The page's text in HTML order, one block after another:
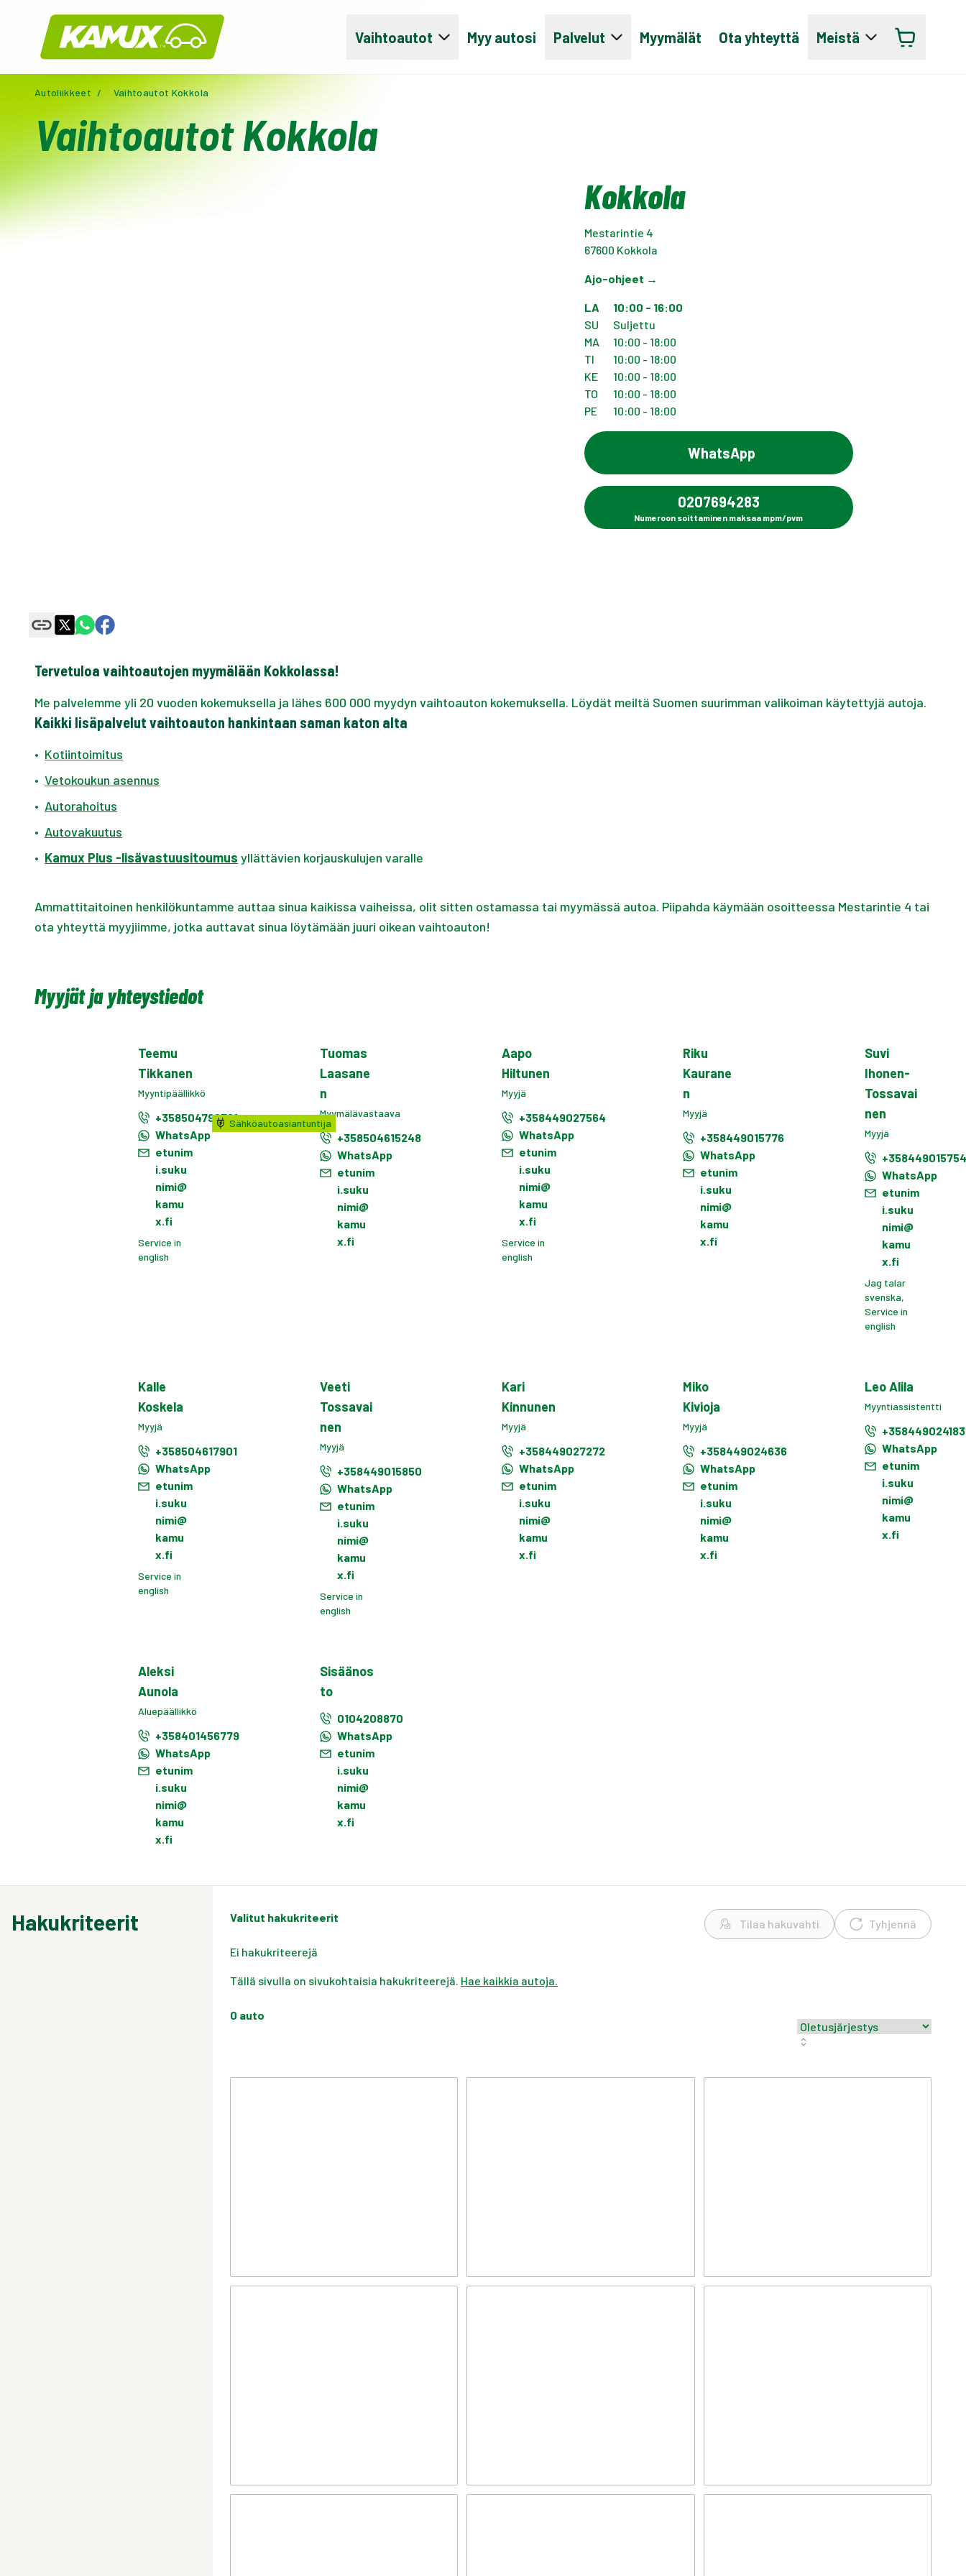
Kamux
Vaihtoautot Myy autosi Palvelut Myymälät Ota yhteyttä Meistä
Autoliikkeet / Vaihtoautot Kokkola
Vaihtoautot Kokkola
Kokkola
Mestarintie 4
67600 Kokkola
Ajo-ohjeet →
LA
10:00 - 16:00
SU
Suljettu
MA
10:00 - 18:00
TI
10:00 - 18:00
KE
10:00 - 18:00
TO
10:00 - 18:00
PE
10:00 - 18:00
WhatsApp
0207694283
Numeroon soittaminen maksaa mpm/pvm
Tervetuloa vaihtoautojen myymälään Kokkolassa!
Me palvelemme yli 20 vuoden kokemuksella ja lähes 600 000 myydyn vaihtoauton kokemuksella. Löydät meiltä Suomen suurimman valikoiman käytettyjä autoja.
Kaikki lisäpalvelut vaihtoauton hankintaan saman katon alta
• Kotiintoimitus
• Vetokoukun asennus
• Autorahoitus
• Autovakuutus
• Kamux Plus -lisävastuusitoumus yllättävien korjauskulujen varalle
Ammattitaitoinen henkilökuntamme auttaa sinua kaikissa vaiheissa, olit sitten ostamassa tai myymässä autoa. Piipahda käymään osoitteessa Mestarintie 4 tai
ota yhteyttä myyjiimme, jotka auttavat sinua löytämään juuri oikean vaihtoauton!
Myyjät ja yhteystiedot
Teemu
Tikkanen
Myyntipäällikkö
+358504796781
WhatsApp
etunim
i.suku
nimi@
kamu
x.fi
Service in
english
Sähköautoasiantuntija
Tuomas
Laasane
n
Myymälävastaava
+358504615248
WhatsApp
etunim
i.suku
nimi@
kamu
x.fi
Aapo
Hiltunen
Myyjä
+358449027564
WhatsApp
etunim
i.suku
nimi@
kamu
x.fi
Service in
english
Riku
Kaurane
n
Myyjä
+358449015776
WhatsApp
etunim
i.suku
nimi@
kamu
x.fi
Suvi
Ihonen-
Tossavai
nen
Myyjä
WhatsApp
etunim
i.suku
nimi@
kamu
x.fi
Jag talar
svenska,
Service in
english
Kalle
Koskela
Myyjä
+358504617901
WhatsApp
etunim
i.suku
nimi@
kamu
x.fi
Service in
english
Veeti
Tossavai
nen
Myyjä
+358449015850
WhatsApp
etunim
i.suku
nimi@
kamu
x.fi
Service in
english
Kari
Kinnunen
Myyjä
+358449027272
WhatsApp
etunim
i.suku
nimi@
kamu
x.fi
Miko
Kivioja
Myyjä
+358449024636
WhatsApp
etunim
i.suku
nimi@
kamu
x.fi
Leo Alila
Myyntiassistentti
+358449024183
WhatsApp
etunim
i.suku
nimi@
kamu
x.fi
Aleksi
Aunola
Aluepäällikkö
+358401456779
WhatsApp
etunim
i.suku
nimi@
kamu
x.fi
Sisäänos
to
0104208870
WhatsApp
etunim
i.suku
nimi@
kamu
x.fi
Hakukriteerit Valitut hakukriteerit
Ei hakukriteerejä
Tilaa hakuvahti Tyhjennä
Tällä sivulla on sivukohtaisia hakukriteerejä. Hae kaikkia autoja.
0 auto